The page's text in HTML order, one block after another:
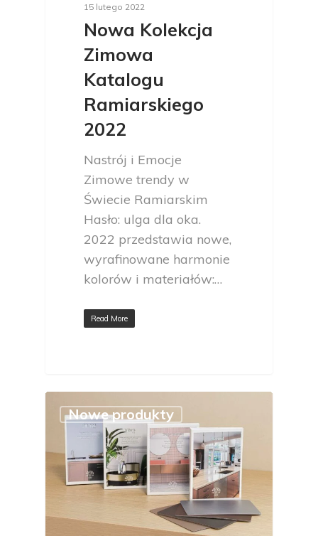
15 lutego 2022
Nowa Kolekcja
Zimowa
Katalogu
Ramiarskiego
2022
Nastrój i Emocje
Zimowe trendy w
Świecie Ramiarskim
Hasło: ulga dla oka.
2022 przedstawia nowe,
wyrafinowane harmonie
kolorów i materiałów:…
Read More
Nowe produkty